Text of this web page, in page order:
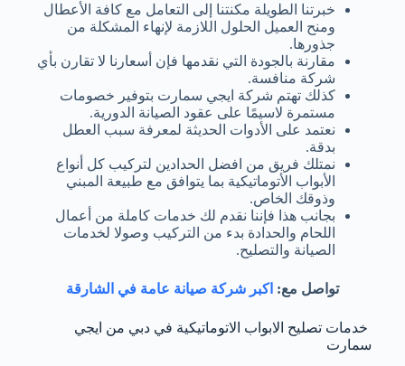
خبرتنا الطويلة مكنتنا إلى التعامل مع كافة الأعطال
ومنح العميل الحلول اللازمة لإنهاء المشكلة من
جذورها.
مقارنة بالجودة التي نقدمها فإن أسعارنا لا تقارن بأي
شركة منافسة.
كذلك تهتم شركة ايجي سمارت بتوفير خصومات
مستمرة لاسيمًا على عقود الصيانة الدورية.
نعتمد على الأدوات الحديثة لمعرفة سبب العطل
بدقة.
نمتلك فريق من افضل الحدادين لتركيب كل أنواع
الأبواب الأتوماتيكية بما يتوافق مع طبيعة المبني
وذوقك الخاص.
بجانب هذا فإننا نقدم لك خدمات كاملة من أعمال
اللحام والحدادة بدء من التركيب وصولا لخدمات
الصيانة والتصليح.
تواصل مع: اكبر شركة صيانة عامة في الشارقة
خدمات تصليح الابواب الاتوماتيكية في دبي من ايجي
سمارت